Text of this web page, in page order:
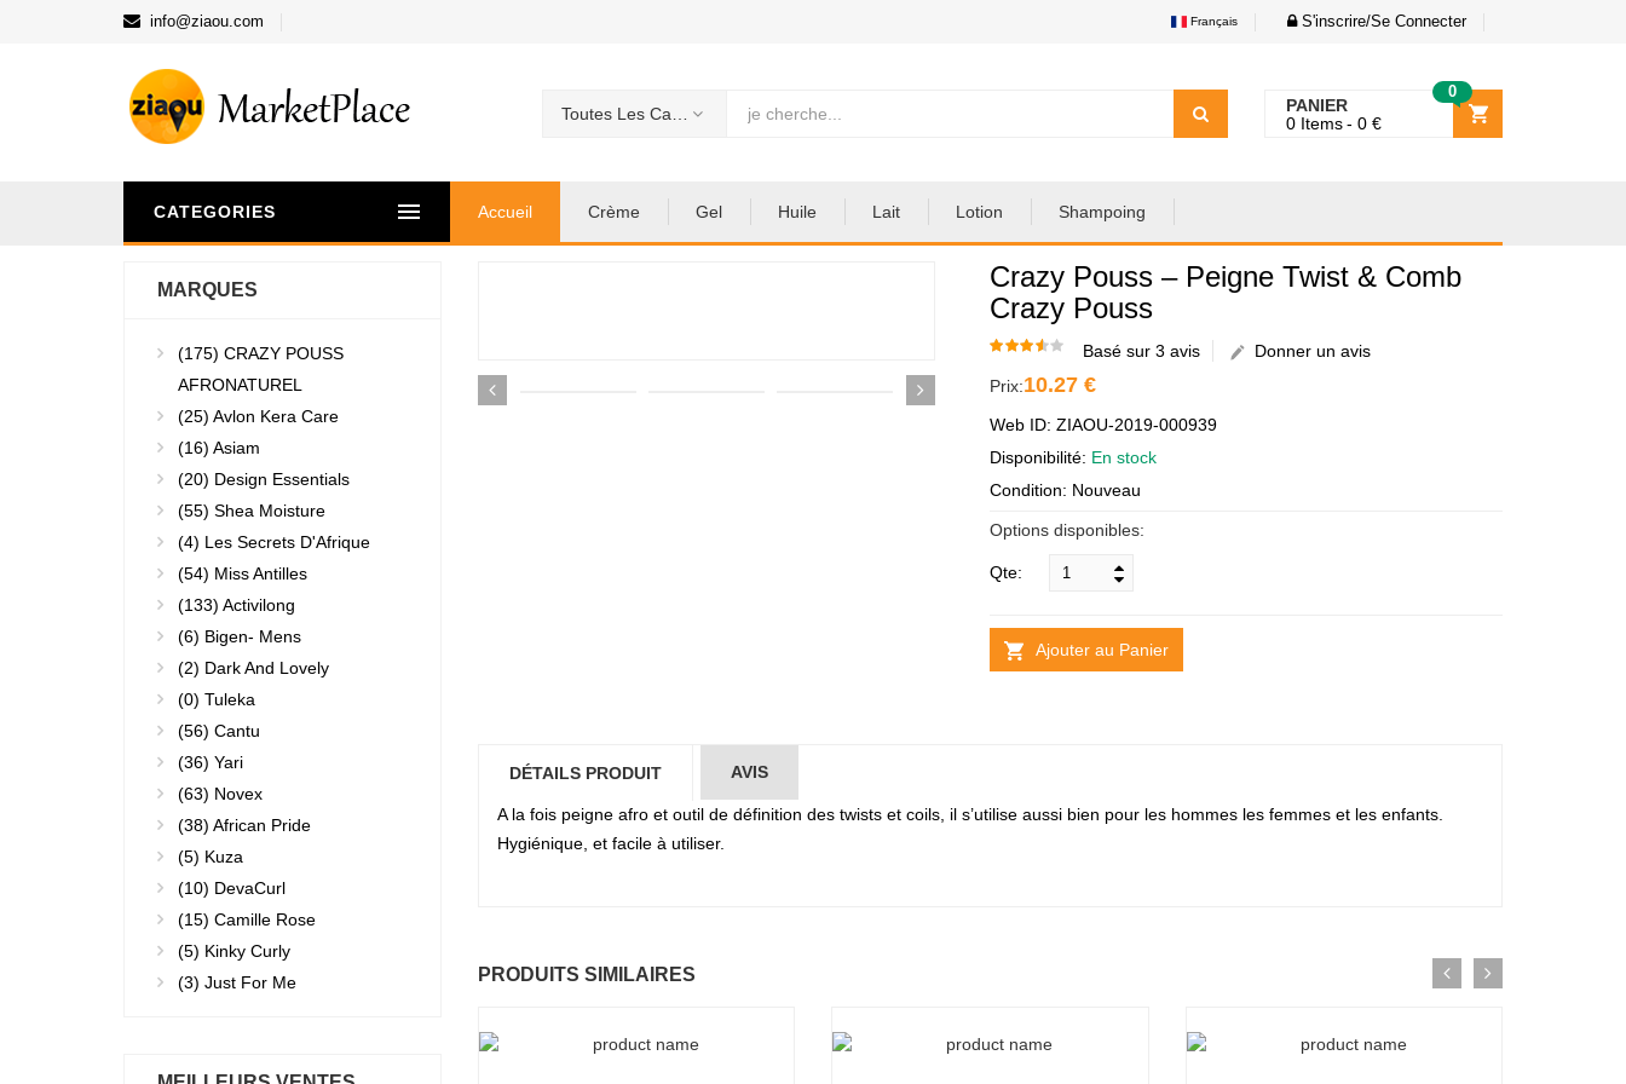
info@ziaou.com Français S'inscrire/Se Connecter
PANIER
0
0 Items 0 €
CATEGORIES Accueil Crème Gel Huile Lait Lotion Shampoing
Crazy Pouss – Peigne Twist & Comb
Crazy Pouss
Basé sur 3 avis
Donner un avis
Prix:10.27 €
Web ID: ZIAOU-2019-000939
Disponibilité: En stock
Condition: Nouveau
Options disponibles:
Qte:
Ajouter au Panier
DÉTAILS PRODUIT AVIS
A la fois peigne afro et outil de définition des twists et coils, il s’utilise aussi bien pour les hommes les femmes et les enfants.
Hygiénique, et facile à utiliser.
PRODUITS SIMILAIRES
MARQUES
(175) CRAZY POUSS
AFRONATUREL
(25) Avlon Kera Care
(16) Asiam
(20) Design Essentials
(55) Shea Moisture
(4) Les Secrets D'Afrique
(54) Miss Antilles
(133) Activilong
(6) Bigen- Mens
(2) Dark And Lovely
(0) Tuleka
(56) Cantu
(36) Yari
(63) Novex
(38) African Pride
(5) Kuza
(10) DevaCurl
(15) Camille Rose
(5) Kinky Curly
(3) Just For Me